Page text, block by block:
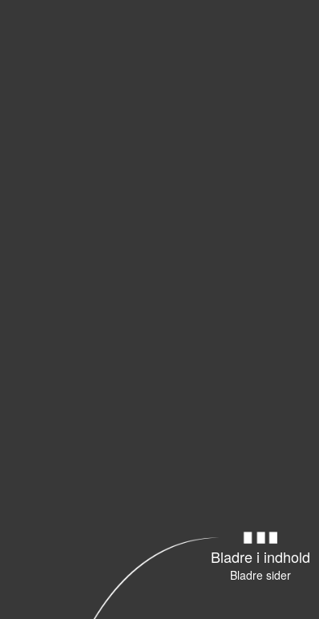
Bladre i indhold
Bladre sider